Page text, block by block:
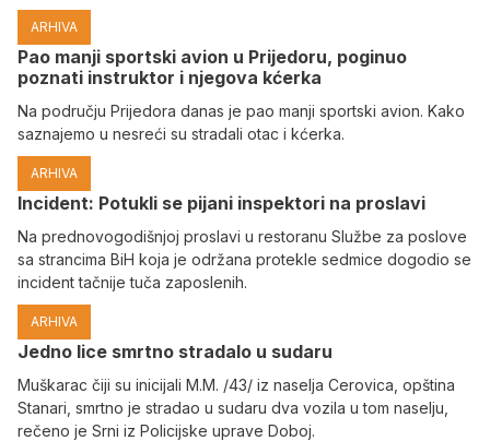
ARHIVA
Pao manji sportski avion u Prijedoru, poginuo
poznati instruktor i njegova kćerka
Na području Prijedora danas je pao manji sportski avion. Kako
saznajemo u nesreći su stradali otac i kćerka.
ARHIVA
Incident: Potukli se pijani inspektori na proslavi
Na prednovogodišnjoj proslavi u restoranu Službe za poslove
sa strancima BiH koja je održana protekle sedmice dogodio se
incident tačnije tuča zaposlenih.
ARHIVA
Јedno lice smrtno stradalo u sudaru
Muškarac čiji su inicijali M.M. /43/ iz naselja Cerovica, opština
Stanari, smrtno je stradao u sudaru dva vozila u tom naselju,
rečeno je Srni iz Policijske uprave Doboj.